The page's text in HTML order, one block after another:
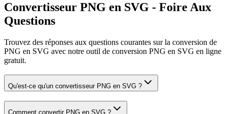
Convertisseur PNG en SVG - Foire Aux
Questions
Trouvez des réponses aux questions courantes sur la conversion de
PNG en SVG avec notre outil de conversion PNG en SVG en ligne
gratuit.
Qu'est-ce qu'un convertisseur PNG en SVG ?
Comment convertir PNG en SVG ?